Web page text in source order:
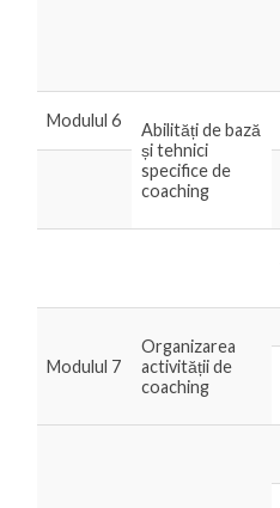
Modulul 6
Abilități de bază
și tehnici
specifice de
coaching
Modulul 7
Organizarea
activității de
coaching